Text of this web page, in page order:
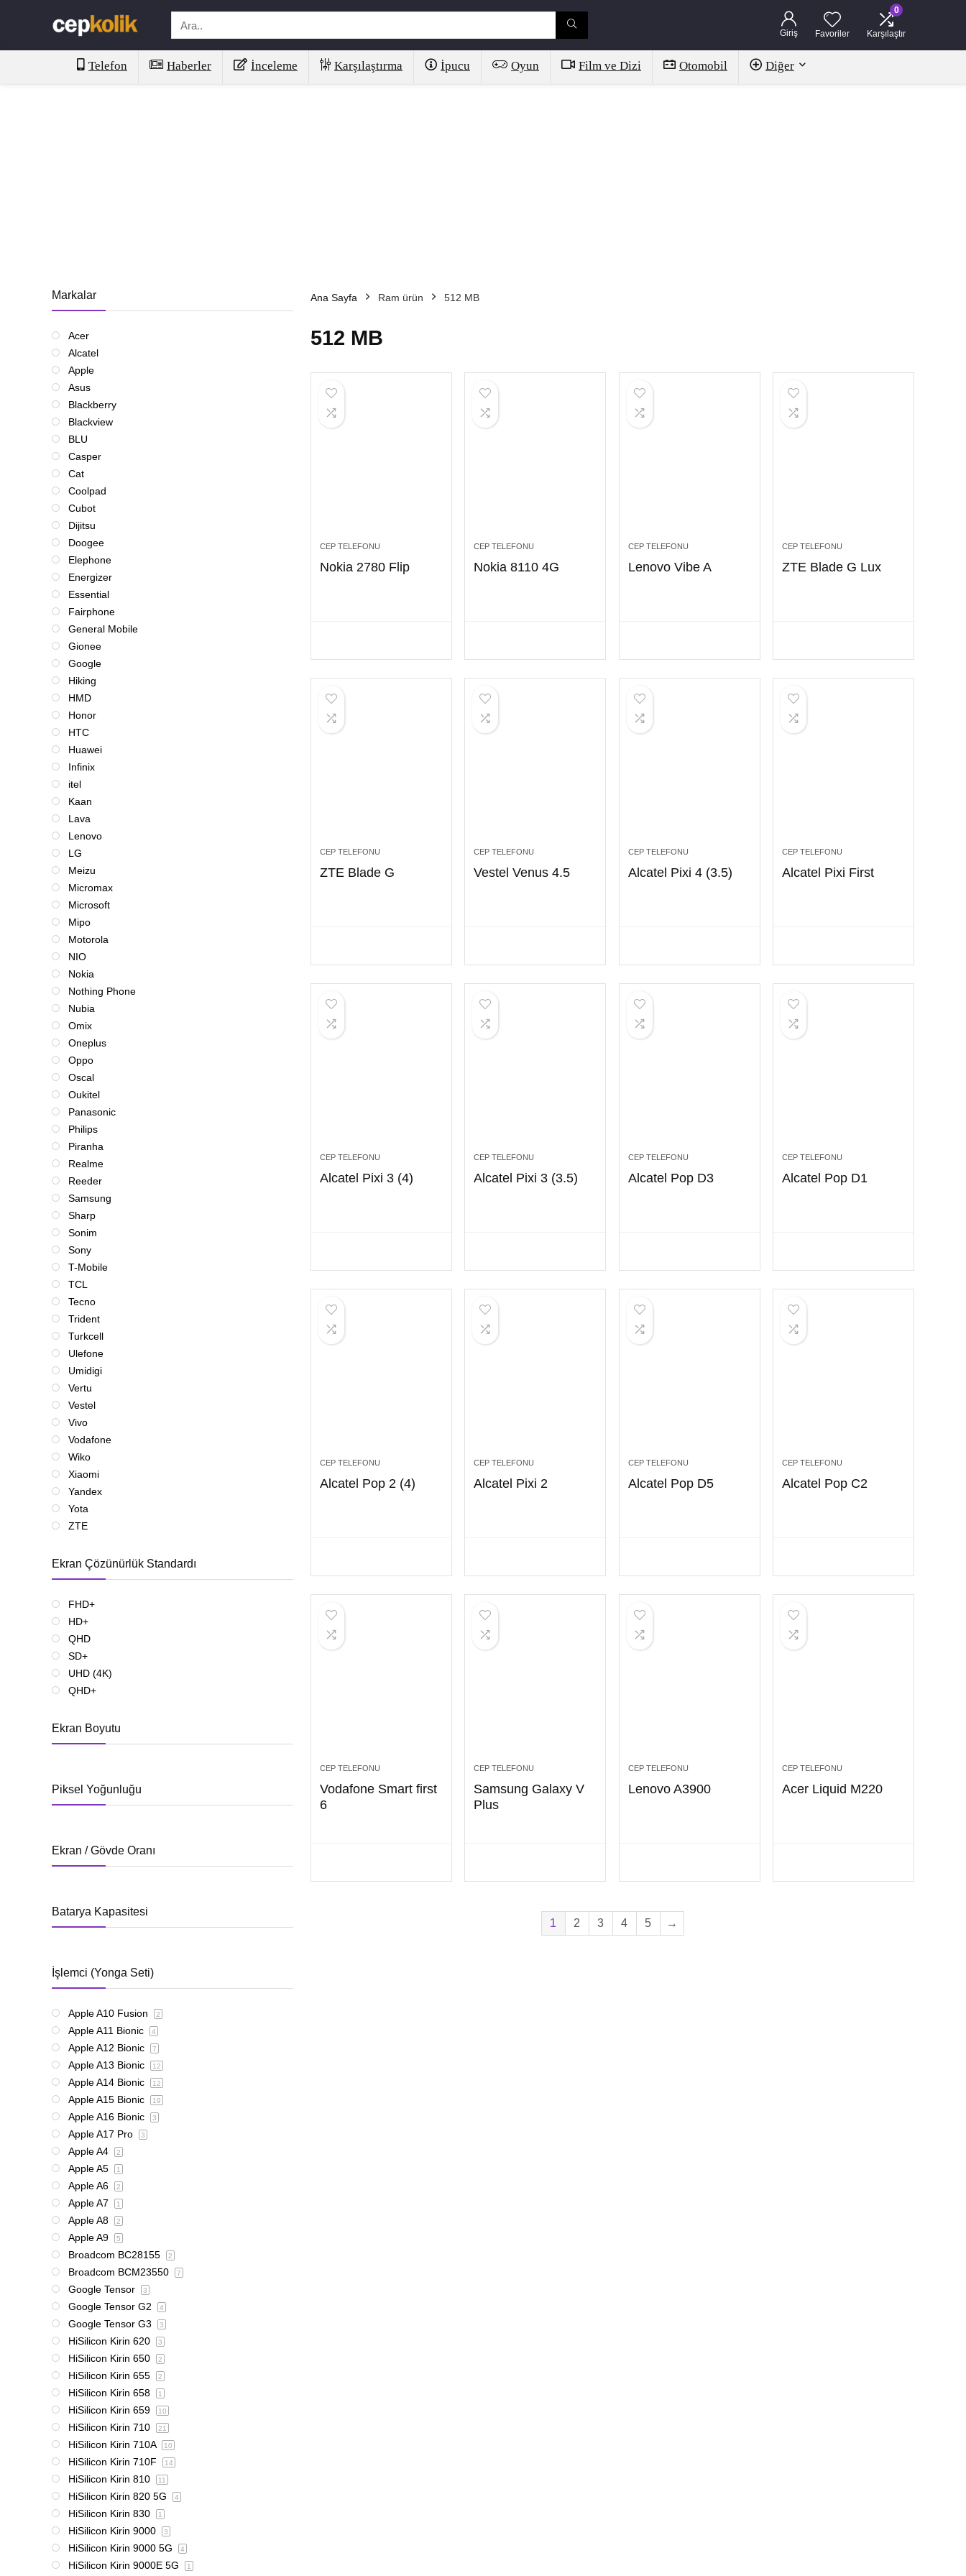
Giriş Favoriler
0
Karşılaştır
Telefon Haberler İnceleme Karşılaştırma İpucu Oyun Film ve Dizi Otomobil Diğer
Markalar
Acer
Alcatel
Apple
Asus
Blackberry
Blackview
BLU
Casper
Cat
Coolpad
Cubot
Dijitsu
Doogee
Elephone
Energizer
Essential
Fairphone
General Mobile
Gionee
Google
Hiking
HMD
Honor
HTC
Huawei
Infinix
itel
Kaan
Lava
Lenovo
LG
Meizu
Micromax
Microsoft
Mipo
Motorola
NIO
Nokia
Nothing Phone
Nubia
Omix
Oneplus
Oppo
Oscal
Oukitel
Panasonic
Philips
Piranha
Realme
Reeder
Samsung
Sharp
Sonim
Sony
T-Mobile
TCL
Tecno
Trident
Turkcell
Ulefone
Umidigi
Vertu
Vestel
Vivo
Vodafone
Wiko
Xiaomi
Yandex
Yota
ZTE
Ekran Çözünürlük Standardı
FHD+
HD+
QHD
SD+
UHD (4K)
QHD+
Ekran Boyutu
Piksel Yoğunluğu
Ekran / Gövde Oranı
Batarya Kapasitesi
İşlemci (Yonga Seti)
Apple A10 Fusion 2
Apple A11 Bionic 4
Apple A12 Bionic 7
Apple A13 Bionic 12
Apple A14 Bionic 12
Apple A15 Bionic 19
Apple A16 Bionic 3
Apple A17 Pro 3
Apple A4 2
Apple A5 1
Apple A6 2
Apple A7 1
Apple A8 2
Apple A9 5
Broadcom BC28155 2
Broadcom BCM23550 7
Google Tensor 3
Google Tensor G2 4
Google Tensor G3 3
HiSilicon Kirin 620 3
HiSilicon Kirin 650 2
HiSilicon Kirin 655 2
HiSilicon Kirin 658 1
HiSilicon Kirin 659 10
HiSilicon Kirin 710 21
HiSilicon Kirin 710A 10
HiSilicon Kirin 710F 14
HiSilicon Kirin 810 11
HiSilicon Kirin 820 5G 4
HiSilicon Kirin 830 1
HiSilicon Kirin 9000 3
HiSilicon Kirin 9000 5G 4
HiSilicon Kirin 9000E 5G 1
Ana Sayfa Ram ürün 512 MB
512 MB
CEP TELEFONU
Nokia 2780 Flip
CEP TELEFONU
Nokia 8110 4G
CEP TELEFONU
Lenovo Vibe A
CEP TELEFONU
ZTE Blade G Lux
CEP TELEFONU
ZTE Blade G
CEP TELEFONU
Vestel Venus 4.5
CEP TELEFONU
Alcatel Pixi 4 (3.5)
CEP TELEFONU
Alcatel Pixi First
CEP TELEFONU
Alcatel Pixi 3 (4)
CEP TELEFONU
Alcatel Pixi 3 (3.5)
CEP TELEFONU
Alcatel Pop D3
CEP TELEFONU
Alcatel Pop D1
CEP TELEFONU
Alcatel Pop 2 (4)
CEP TELEFONU
Alcatel Pixi 2
CEP TELEFONU
Alcatel Pop D5
CEP TELEFONU
Alcatel Pop C2
CEP TELEFONU
Vodafone Smart first
6
CEP TELEFONU
Samsung Galaxy V
Plus
CEP TELEFONU
Lenovo A3900
CEP TELEFONU
Acer Liquid M220
1 2 3 4 5 →